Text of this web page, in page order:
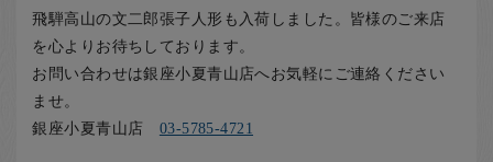
飛騨高山の文二郎張子人形も入荷しました。皆様のご来店
を心よりお待ちしております。
お問い合わせは銀座小夏青山店へお気軽にご連絡ください
ませ。
銀座小夏青山店 03-5785-4721